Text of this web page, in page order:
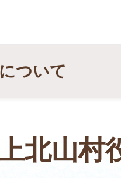
ついて
北山村